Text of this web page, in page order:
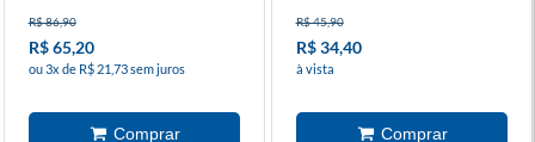
R$ 86,90
R$ 65,20
ou 3x de R$ 21,73 sem juros
R$ 45,90
R$ 34,40
à vista